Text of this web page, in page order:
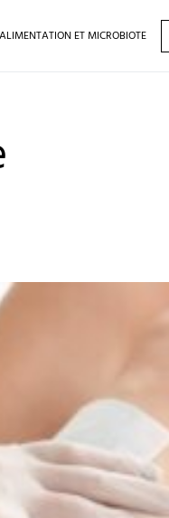
ALIMENTATION ET MICROBIOTE